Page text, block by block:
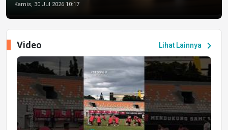
Kamis, 30 Jul 2026 10:17
Lihat Lainnya chevron_right
Video